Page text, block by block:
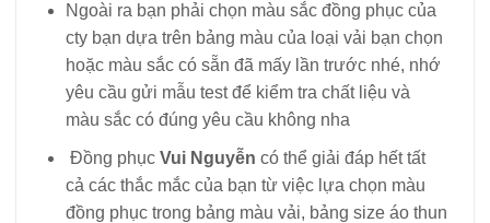
Ngoài ra bạn phải chọn màu sắc đồng phục của
cty bạn dựa trên bảng màu của loại vải bạn chọn
hoặc màu sắc có sẵn đã mấy lần trước nhé, nhớ
yêu cầu gửi mẫu test để kiểm tra chất liệu và
màu sắc có đúng yêu cầu không nha
Đồng phục Vui Nguyễn có thể giải đáp hết tất
cả các thắc mắc của bạn từ việc lựa chọn màu
đồng phục trong bảng màu vải, bảng size áo thun